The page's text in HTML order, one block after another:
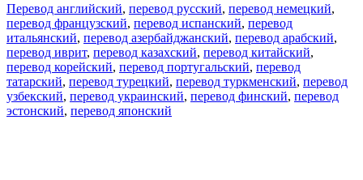
Перевод английский, перевод русский, перевод немецкий,
перевод французский, перевод испанский, перевод
итальянский, перевод азербайджанский, перевод арабский,
перевод иврит, перевод казахский, перевод китайский,
перевод корейский, перевод португальский, перевод
татарский, перевод турецкий, перевод туркменский, перевод
узбекский, перевод украинский, перевод финский, перевод
эстонский, перевод японский